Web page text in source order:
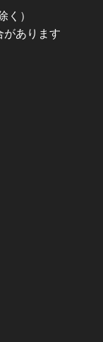
く）
あります